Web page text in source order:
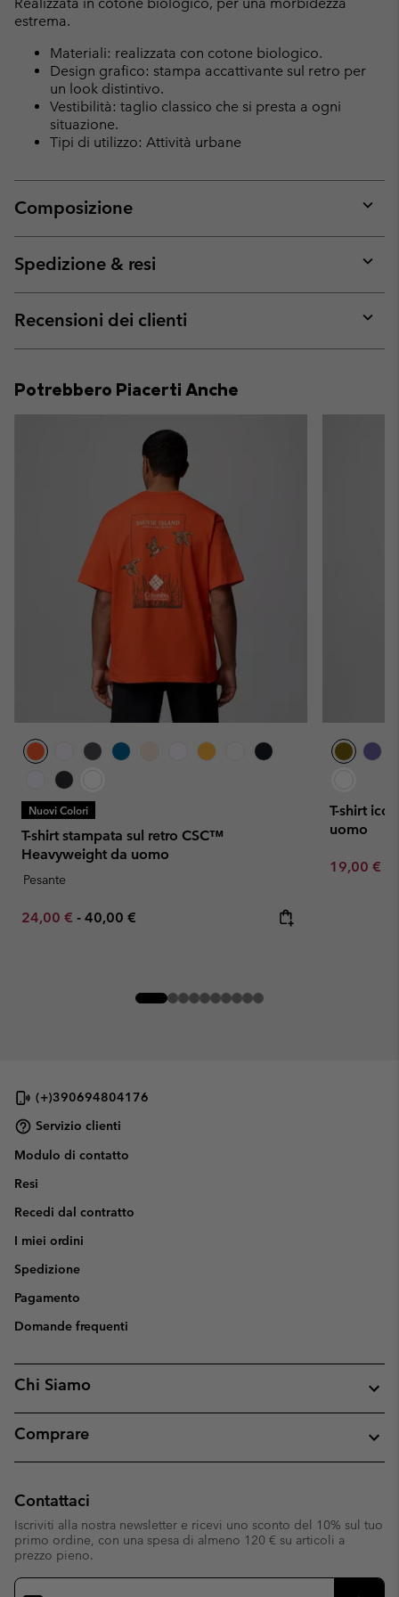
estrema.
Materiali: realizzata con cotone biologico.
Design grafico: stampa accattivante sul retro per
un look distintivo.
Vestibilità: taglio classico che si presta a ogni
situazione.
Tipi di utilizzo: Attività urbane
Composizione
or
Spedizione & resi
or
Recensioni dei clienti
or
Potrebbero Piacerti Anche
Nuovi Colori
T-shirt stampata sul retro CSC™
Heavyweight da uomo
Pesante
Minimum sale price:
24,00 € - Maximum price:
40,00 €
T-shirt
uomo
Minimum
19,00 €
(+)390694804176
Servizio clienti
Modulo di contatto
Resi
Recedi dal contratto
I miei ordini
Spedizione
Pagamento
Domande frequenti
Chi Siamo
Comprare
Contattaci
Iscriviti alla nostra newsletter e ricevi uno sconto del 10% sul tuo
primo ordine, con una spesa di almeno 120 € su articoli a
prezzo pieno.
Iscrizione